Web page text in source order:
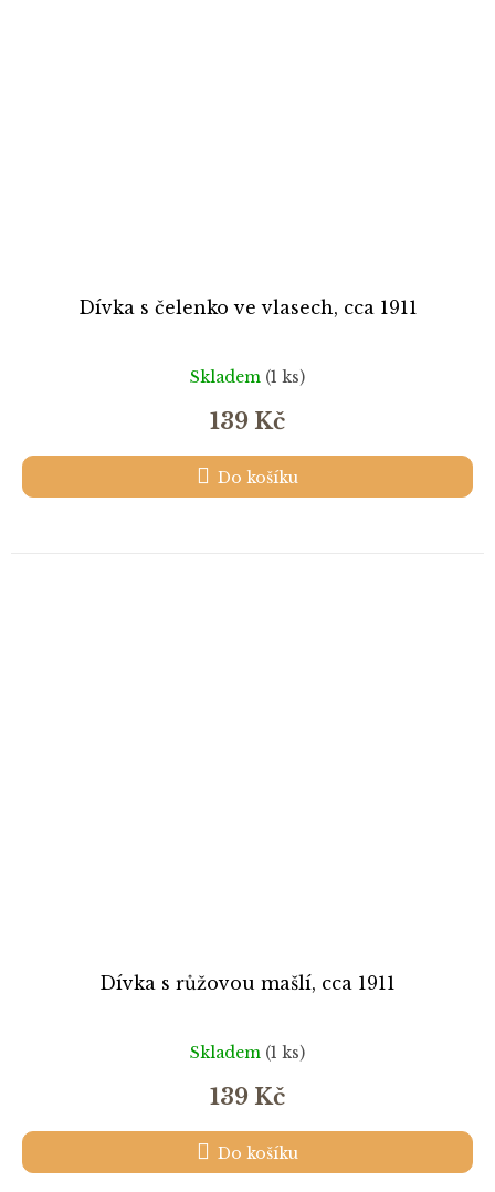
Dívka s čelenko ve vlasech, cca 1911
Skladem (1 ks)
139 Kč
Do košíku
Dívka s růžovou mašlí, cca 1911
Skladem (1 ks)
139 Kč
Do košíku